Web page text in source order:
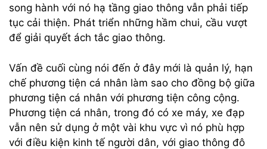
song hành với nó hạ tầng giao thông vẫn phải tiếp
tục cải thiện. Phát triển những hầm chui, cầu vượt
để giải quyết ách tắc giao thông.
Vấn đề cuối cùng nói đến ở đây mới là quản lý, hạn
chế phương tiện cá nhân làm sao cho đồng bộ giữa
phương tiện cá nhân với phương tiện công cộng.
Phương tiện cá nhân, trong đó có xe máy, xe đạp
vẫn nên sử dụng ở một vài khu vực vì nó phù hợp
với điều kiện kinh tế người dân, với giao thông đô